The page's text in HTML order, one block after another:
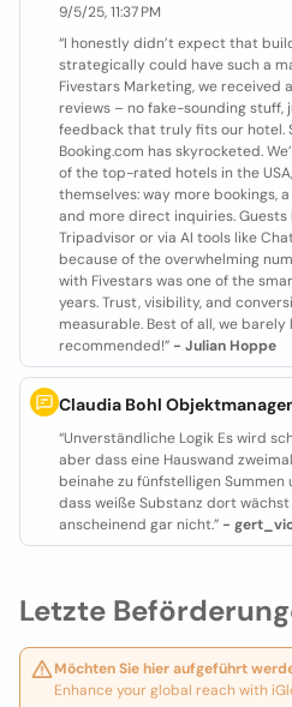
9/5/25, 11:37 PM
“I honestly didn’t expect that
strategically could have such a
Fivestars Marketing, we received
reviews – no fake-sounding
feedback that truly fits our hotel.
Booking.com has skyrocketed.
of the top-rated hotels in the
themselves: way more bookings,
and more direct inquiries.
Tripadvisor or via AI tools like
because of the overwhelming
with Fivestars was one of the
years. Trust, visibility, and
measurable. Best of all, we
recommended!” - Julian Hoppe
Claudia Bohl
“Unverständliche Logik Es wird
aber dass eine Hauswand
beinahe zu fünfstelligen
dass weiße Substanz dort
anscheinend gar nicht.” -
Letzte
Möchten Sie hier aufgeführt
Enhance your global reach with